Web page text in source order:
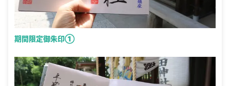
期間限定御朱印①